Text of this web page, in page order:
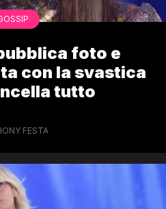
foto e
con la svastica
tutto
FESTA